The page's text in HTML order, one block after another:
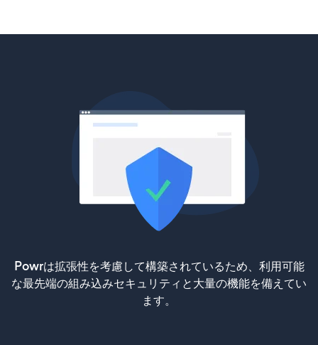
Powrは拡張性を考慮して構築されているため、利用可能
な最先端の組み込みセキュリティと大量の機能を備えてい
ます。